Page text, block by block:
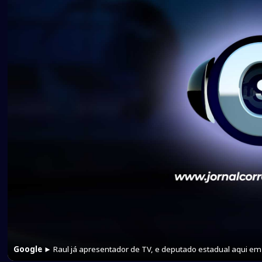
Google ► Raul já apresentador de TV, e deputado estadual aqui em